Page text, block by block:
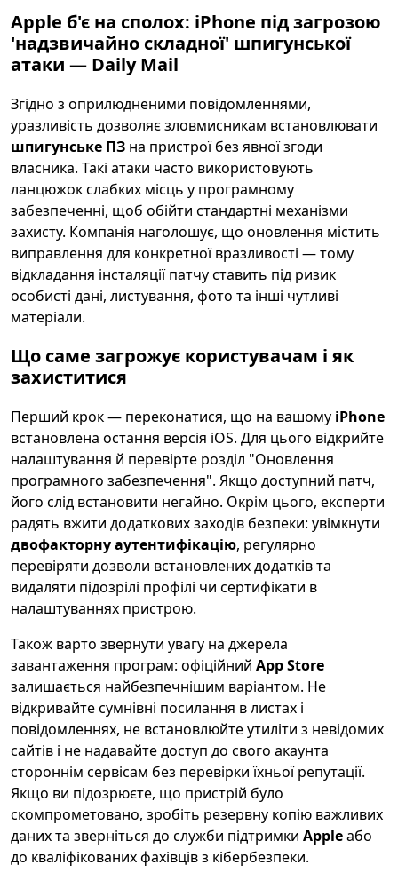
Apple б'є на сполох: iPhone під загрозою
'надзвичайно складної' шпигунської
атаки — Daily Mail
Згідно з оприлюдненими повідомленнями,
уразливість дозволяє зловмисникам встановлювати
шпигунське ПЗ на пристрої без явної згоди
власника. Такі атаки часто використовують
ланцюжок слабких місць у програмному
забезпеченні, щоб обійти стандартні механізми
захисту. Компанія наголошує, що оновлення містить
виправлення для конкретної вразливості — тому
відкладання інсталяції патчу ставить під ризик
особисті дані, листування, фото та інші чутливі
матеріали.
Що саме загрожує користувачам і як
захиститися
Перший крок — переконатися, що на вашому iPhone
встановлена остання версія iOS. Для цього відкрийте
налаштування й перевірте розділ "Оновлення
програмного забезпечення". Якщо доступний патч,
його слід встановити негайно. Окрім цього, експерти
радять вжити додаткових заходів безпеки: увімкнути
двофакторну аутентифікацію, регулярно
перевіряти дозволи встановлених додатків та
видаляти підозрілі профілі чи сертифікати в
налаштуваннях пристрою.
Також варто звернути увагу на джерела
завантаження програм: офіційний App Store
залишається найбезпечнішим варіантом. Не
відкривайте сумнівні посилання в листах і
повідомленнях, не встановлюйте утиліти з невідомих
сайтів і не надавайте доступ до свого акаунта
стороннім сервісам без перевірки їхньої репутації.
Якщо ви підозрюєте, що пристрій було
скомпрометовано, зробіть резервну копію важливих
даних та зверніться до служби підтримки Appleабо
до кваліфікованих фахівців з кібербезпеки.